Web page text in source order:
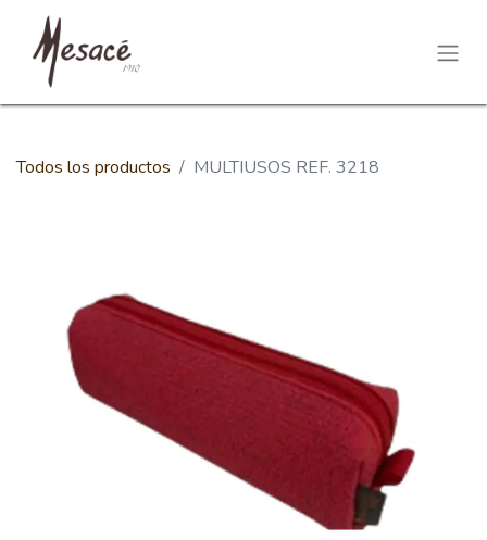
Todos los productos MULTIUSOS REF. 3218